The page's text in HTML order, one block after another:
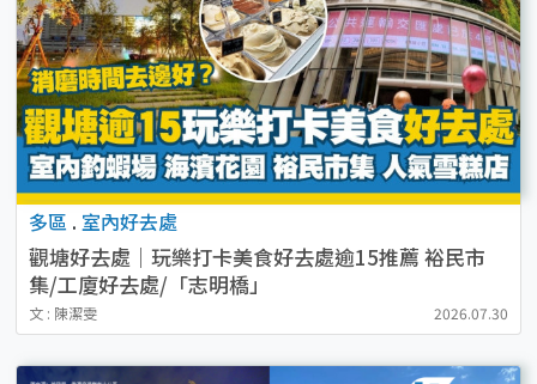
多區 . 室內好去處
觀塘好去處｜玩樂打卡美食好去處逾15推薦 裕民市
集/工廈好去處/「志明橋」
文 : 陳潔雯 2026.07.30